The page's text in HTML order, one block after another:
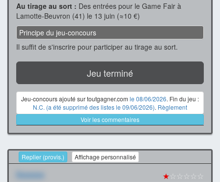
Au tirage au sort : Des entrées pour le Game Fair à
Lamotte-Beuvron (41) le 13 juin (≈10 €)
Principe du jeu-concours
Il suffit de s'inscrire pour participer au tirage au sort.
Jeu terminé
Jeu-concours ajouté sur toutgagner.com le 08/06/2026. Fin du jeu :
N.C. (a été supprimé des listes le 09/06/2026). Règlement
Voir les commentaires
Replier (provis.) Affichage personnalisé
Xxxxxxx ★☆☆☆☆☆